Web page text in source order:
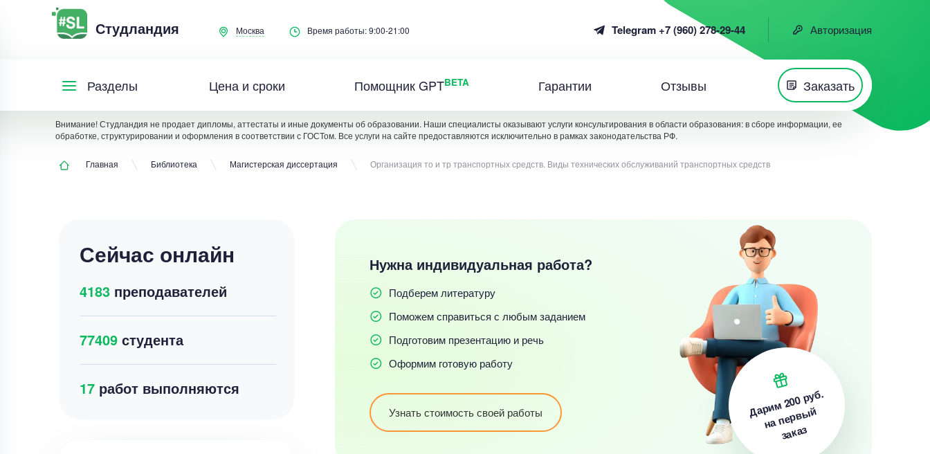
Студландия Москва Время работы: 9:00-21:00 Telegram +7 (960) 278-29-44 Авторизация
Разделы Цена и сроки Помощник GPTBETA Гарантии Отзывы Заказать
Внимание! Студландия не продает дипломы, аттестаты и иные документы об образовании. Наши специалисты оказывают услуги консультирования в области образования: в сборе информации, ее
обработке, структурировании и оформления в соответствии с ГОСТом. Все услуги на сайте предоставляются исключительно в рамках законодательства РФ.
Главная Библиотека Магистерская диссертация Организация то и тр транспортных средств. Виды технических обслуживаний транспортных средств
Сейчас онлайн
4183преподавателей
77409студента
18работ выполняются
Нужна индивидуальная работа?
Подберем литературу
Поможем справиться с любым заданием
Подготовим презентацию и речь
Оформим готовую работу
Узнать стоимость своей работы Дарим200 руб.
на первый
заказ